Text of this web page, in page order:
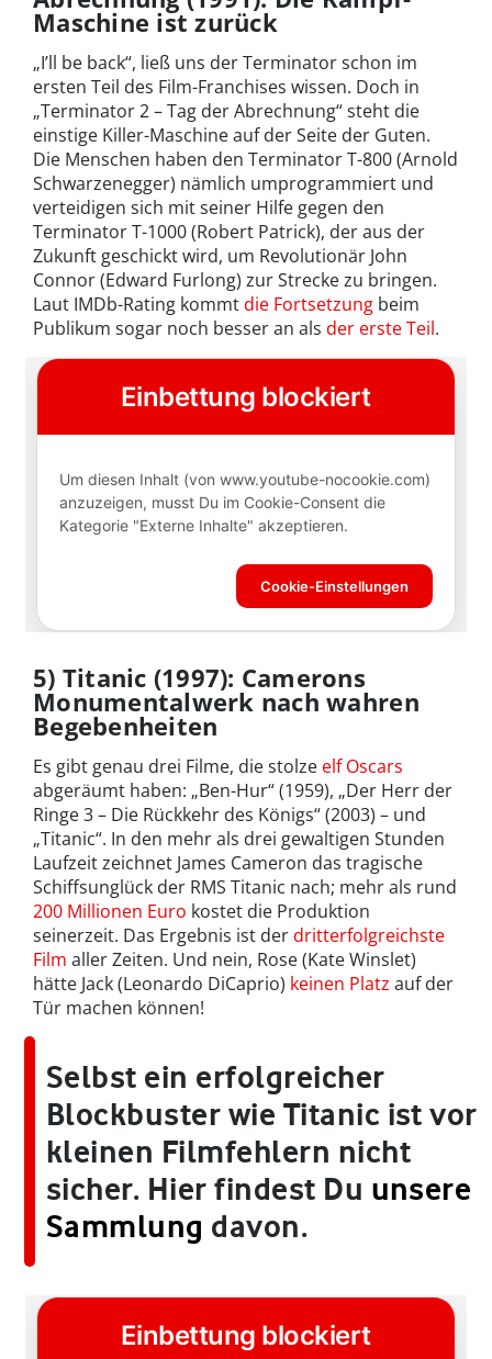
Maschine ist zurück
„I’ll be back“, ließ uns der Terminator schon im
ersten Teil des Film-Franchises wissen. Doch in
„Terminator 2 – Tag der Abrechnung“ steht die
einstige Killer-Maschine auf der Seite der Guten.
Die Menschen haben den Terminator T-800 (Arnold
Schwarzenegger) nämlich umprogrammiert und
verteidigen sich mit seiner Hilfe gegen den
Terminator T-1000 (Robert Patrick), der aus der
Zukunft geschickt wird, um Revolutionär John
Connor (Edward Furlong) zur Strecke zu bringen.
Laut IMDb-Rating kommtdie Fortsetzung beim
Publikum sogar noch besser an als der erste Teil.
5) Titanic (1997): Camerons
Monumentalwerk nach wahren
Begebenheiten
Es gibt genau drei Filme, die stolze elf Oscars
abgeräumt haben: „Ben-Hur“ (1959), „Der Herr der
Ringe 3 – Die Rückkehr des Königs“ (2003) – und
„Titanic“. In den mehr als drei gewaltigen Stunden
Laufzeit zeichnet James Cameron das tragische
Schiffsunglück der RMS Titanic nach; mehr als rund
200 Millionen Euro kostet die Produktion
seinerzeit. Das Ergebnis ist derdritterfolgreichste
Film aller Zeiten. Und nein, Rose (Kate Winslet)
hätte Jack (Leonardo DiCaprio) keinen Platz auf der
Tür machen können!
Selbst ein erfolgreicher
Blockbuster wie Titanic ist vor
kleinen Filmfehlern nicht
sicher. Hier findest Du unsere
Sammlung davon.